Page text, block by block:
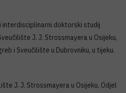
interdisciplinarni doktorski studij
J. J. Strossmayera u Osijeku,
i Sveučilište u Dubrovniku, u tijeku.
J. J. Strossmayera u Osijeku, Odjel